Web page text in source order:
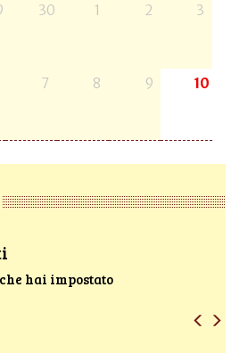
30 1 2 3
7 8 9 10
hai impostato